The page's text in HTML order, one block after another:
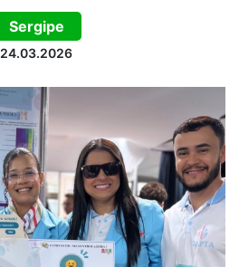
Sergipe
24.03.2026